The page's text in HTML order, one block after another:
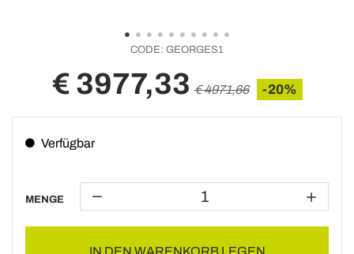
CODE: GEORGES1
€ 3977,33 € 4971,66 -20%
Verfügbar
MENGE
IN DEN WARENKORB LEGEN